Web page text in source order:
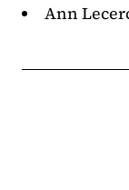
Ann